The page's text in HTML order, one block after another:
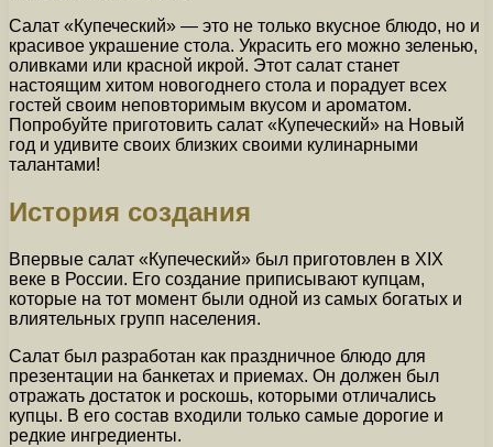
Салат «Купеческий» — это не только вкусное блюдо, но и
красивое украшение стола. Украсить его можно зеленью,
оливками или красной икрой. Этот салат станет
настоящим хитом новогоднего стола и порадует всех
гостей своим неповторимым вкусом и ароматом.
Попробуйте приготовить салат «Купеческий» на Новый
год и удивите своих близких своими кулинарными
талантами!
История создания
Впервые салат «Купеческий» был приготовлен в XIX
веке в России. Его создание приписывают купцам,
которые на тот момент были одной из самых богатых и
влиятельных групп населения.
Салат был разработан как праздничное блюдо для
презентации на банкетах и приемах. Он должен был
отражать достаток и роскошь, которыми отличались
купцы. В его состав входили только самые дорогие и
редкие ингредиенты.